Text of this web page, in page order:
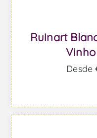
Ruinart
Desde